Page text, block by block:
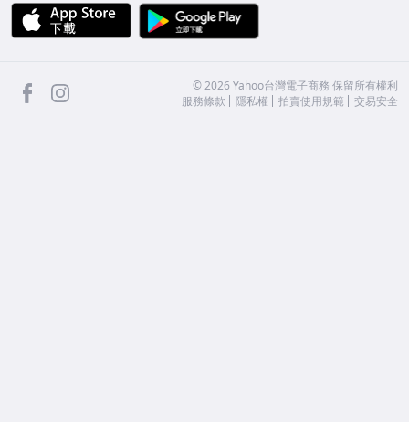
APP Store
facebook ©2026 Yahoo台灣電子商務 保留所有權利
服務條款
隱私權 拍賣使用規範 交易安全